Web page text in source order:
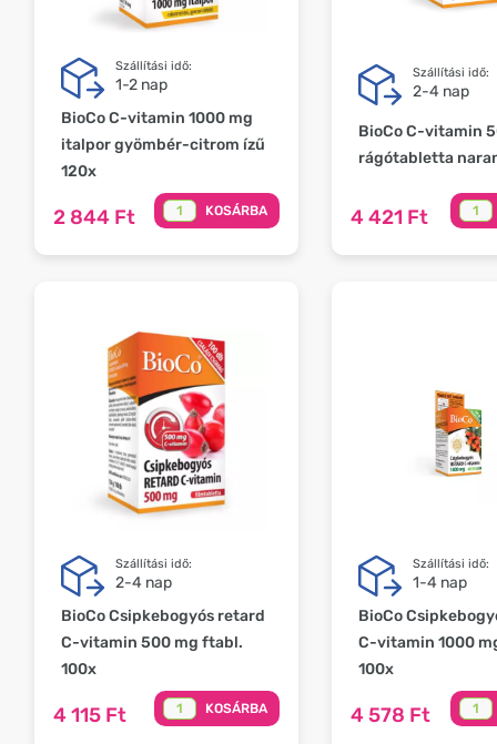
Szállítási idő:
1-2 nap
BioCo C-vitamin 1000 mg
italpor gyömbér-citrom ízű
120x
2 844 Ft KOSÁRBA
Szállítási idő:
2-4 nap
BioCo C-vitamin
rágótabletta
4 421 Ft
Szállítási idő:
2-4 nap
BioCo Csipkebogyós retard
C-vitamin 500 mg ftabl.
100x
4 115 Ft KOSÁRBA
Szállítási idő:
1-4 nap
BioCo
C-vitamin 1000
100x
4 578 Ft